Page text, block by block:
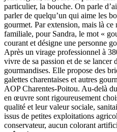
particulier, la bouche. On parle
parler de quelqu’un qui aime les
gourmet. Par extension, mais là ce
familiale, pour Sandra, le mot «
courant et désigne une personne
Après un virage professionnel à
vivre de sa passion et de se lancer
gourmandises. Elle propose des
galettes charentaises et autres
AOP Charentes-Poitou. Au-delà
en œuvre sont rigoureusement
qualité et leur valeur sociale,
issus de petites exploitations
conservateur, aucun colorant